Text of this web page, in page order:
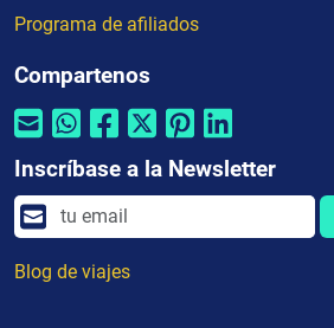
Programa de afiliados
Compartenos
Inscríbase a la Newsletter
Blog de viajes